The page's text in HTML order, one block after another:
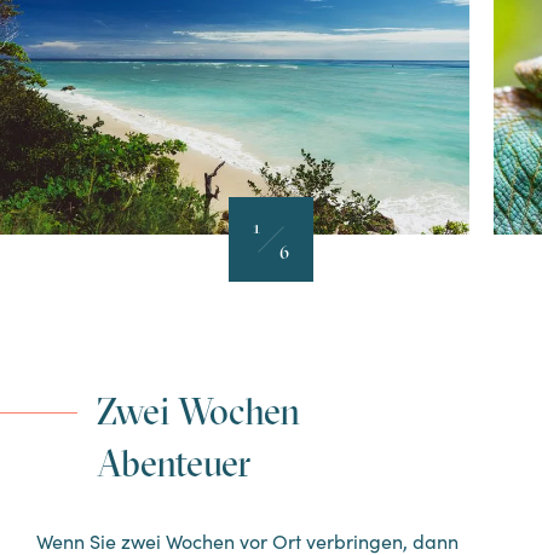
1
6
Zwei Wochen
Abenteuer
Wenn Sie zwei Wochen vor Ort verbringen, dann